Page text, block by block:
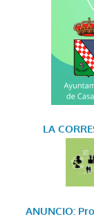
LA
ANUNCIO: